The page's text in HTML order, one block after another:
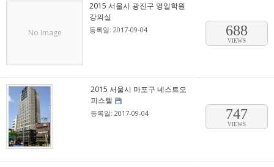
No Image
2015 서울시 광진구 영일학원
강의실
등록일: 2017-09-04 688
VIEWS
2015 서울시 마포구 네스트오
피스텔
등록일: 2017-09-04 747
VIEWS